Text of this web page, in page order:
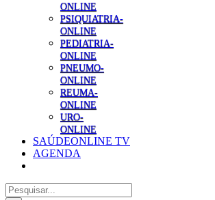
ONLINE
PSIQUIATRIA-
ONLINE
PEDIATRIA-
ONLINE
PNEUMO-
ONLINE
REUMA-
ONLINE
URO-
ONLINE
SAÚDEONLINE TV
AGENDA
Pesquisar